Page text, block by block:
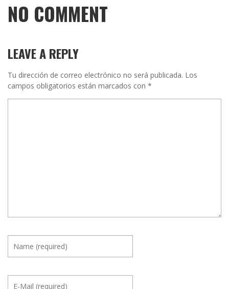
NO COMMENT
LEAVE A REPLY
Tu dirección de correo electrónico no será publicada. Los
campos obligatorios están marcados con *